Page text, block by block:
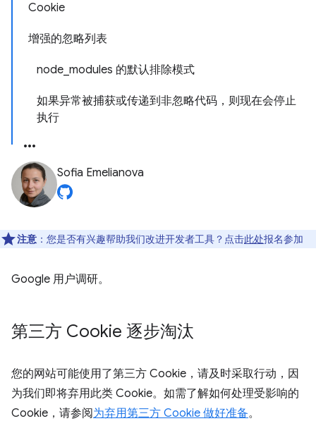
Cookie
增强的忽略列表
node_modules 的默认排除模式
如果异常被捕获或传递到非忽略代码，则现在会停止
执行
Sofia Emelianova
注意 ：您是否有兴趣帮助我们改进开发者工具？点击此处报名参加
Google 用户调研。
第三方 Cookie 逐步淘汰
您的网站可能使用了第三方 Cookie，请及时采取行动，因
为我们即将弃用此类 Cookie。如需了解如何处理受影响的
Cookie，请参阅为弃用第三方 Cookie 做好准备。